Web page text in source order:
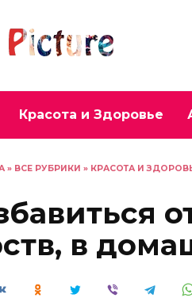
Красота и Здоровье
» ВСЕ РУБРИКИ » КРАСОТА И
в